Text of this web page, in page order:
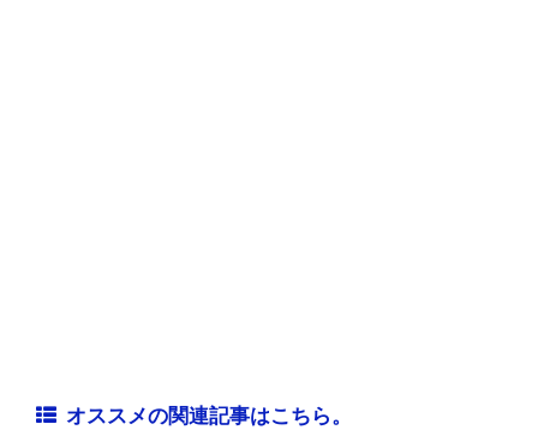
オススメの関連記事はこちら。